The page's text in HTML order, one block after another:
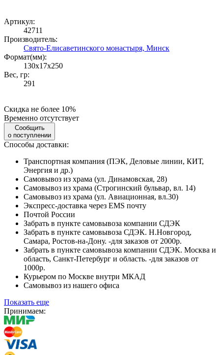
Артикул:
42711
Производитель:
Свято-Елисаветинского монастыря, Минск
Формат(мм):
130x17x250
Вес, гр:
291
Скидка не более 10%
Временно отсутствует
Сообщить
о поступлении
Способы доставки:
Транспортная компания (ПЭК, Деловые линии, КИТ,
Энергия и др.)
Самовывоз из храма (ул. Динамовская, 28)
Самовывоз из храма (Строгинский бульвар, вл. 14)
Самовывоз из храма (ул. Авиационная, вл.30)
Экспресс-доставка через EMS почту
Почтой России
Забрать в пункте самовывоза компании СДЭК
Забрать в пункте самовывоза СДЭК. Н.Новгород,
Самара, Ростов-на-Дону. -для заказов от 2000р.
Забрать в пункте самовывоза компании СДЭК. Москва и
область, Санкт-Петербург и область. -для заказов от
1000р.
Курьером по Москве внутри МКАД
Самовывоз из нашего офиса
Показать еще
Принимаем: